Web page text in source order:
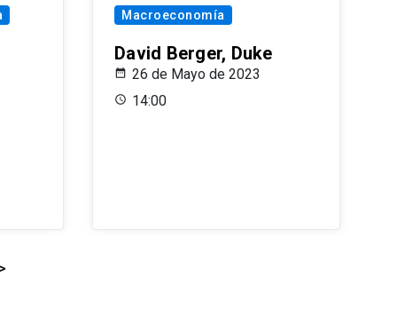
Macroeconomía
David Berger, Duke
26 de Mayo de 2023
14:00